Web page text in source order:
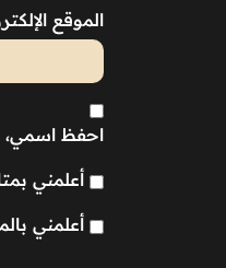
الموقع
احفظ اسمي،
أعلمني
أعلمني